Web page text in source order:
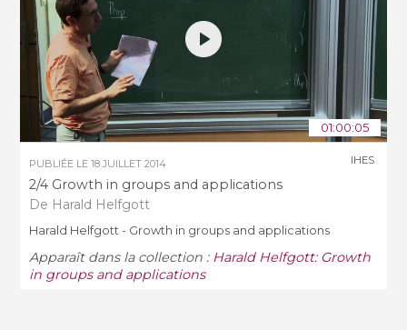
01:00:05
PUBLIÉE LE18 JUILLET 2014
2/4 Growth in groups and applications
De Harald Helfgott
IHES
Harald Helfgott - Growth in groups and applications
Apparaît dans la collection : Harald Helfgott: Growth
in groups and applications